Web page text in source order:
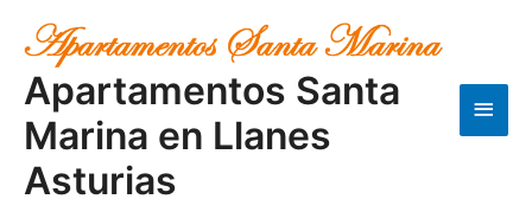
contenido
Apartamentos Santa
Marina en Llanes
Asturias